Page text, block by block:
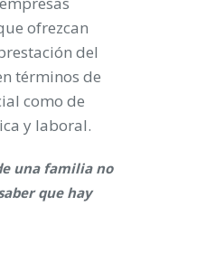
ofrezcan
del
términos de
como de
y laboral.
una familia no
que hay